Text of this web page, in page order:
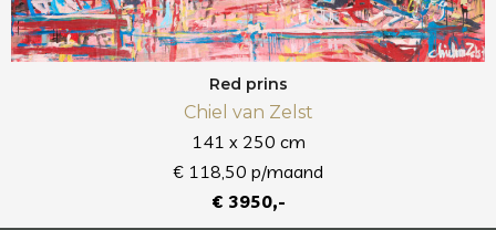
Red prins
Chiel van Zelst
141 x 250 cm
€ 118,50 p/maand
€ 3950,-